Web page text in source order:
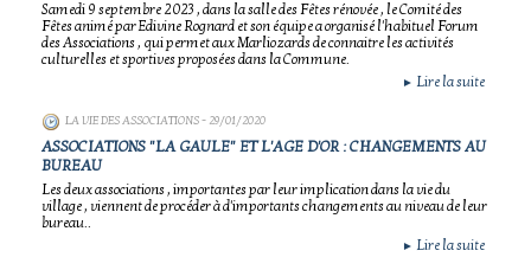
Samedi 9 septembre 2023 , dans la salle des Fêtes rénovée , le Comité des
Fêtes animé par Edivine Rognard et son équipe a organisé l'habituel Forum
des Associations , qui permet aux Marliozards de connaitre les activités
culturelles et sportives proposées dans la Commune.
► Lire la suite
LA VIE DES ASSOCIATIONS- 29/01/2020
ASSOCIATIONS "LA GAULE" ET L'AGE D'OR : CHANGEMENTS AU
BUREAU
Les deux associations , importantes par leur implication dans la vie du
village , viennent de procéder à d'importants changements au niveau de leur
bureau..
► Lire la suite